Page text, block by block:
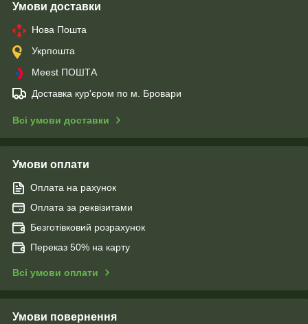
Умови доставки
Нова Пошта
Укрпошта
Meest ПОШТА
Доставка кур'єром по м. Бровари
Всі умови доставки
Умови оплати
Оплата на рахунок
Оплата за реквізитами
Безготівковий розрахунок
Переказ 50% на карту
Всі умови оплати
Умови повернення